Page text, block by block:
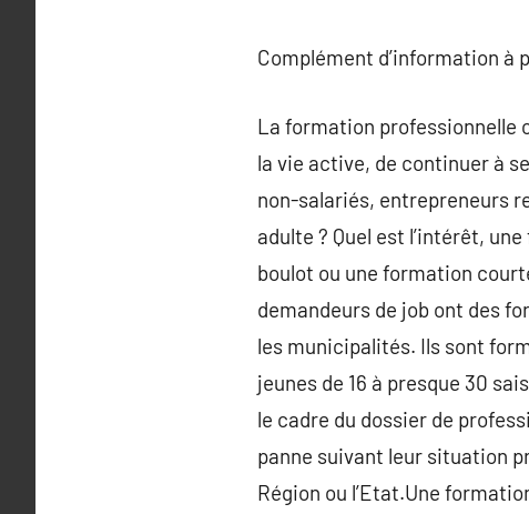
Complément d’information à
La formation professionnelle
la vie active, de continuer à
non-salariés, entrepreneurs
adulte ? Quel est l’intérêt,
boulot ou une formation
demandeurs de job ont des
les municipalités. Ils sont
jeunes de 16 à presque 30
le cadre du dossier de
panne suivant leur situation
Région ou l’Etat.Une